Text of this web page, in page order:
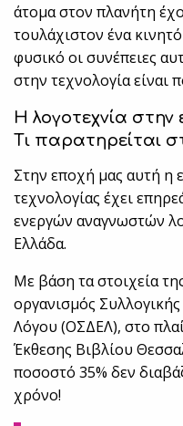
άτομα στον πλανήτη
τουλάχιστον ένα
φυσικό οι συνέπειες
στην τεχνολογία είναι
Η λογοτεχνία στην
Τι παρατηρείται
Στην εποχή μας αυτή η
τεχνολογίας έχει
ενεργών αναγνωστών
Ελλάδα.
Με βάση τα στοιχεία
οργανισμός
Λόγου (ΟΣΔΕΛ), στο
Έκθεσης Βιβλίου
ποσοστό 35% δεν
χρόνο!